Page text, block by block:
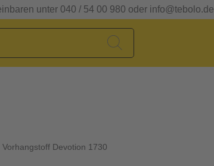
unter 040 / 54 00 980 oder info@tebolo.de
Vorhangstoff Devotion 1730